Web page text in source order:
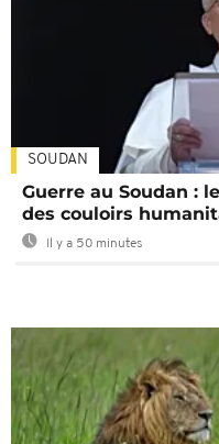
SOUDAN
Guerre au Soudan :
des couloirs
Il y a 50 minutes